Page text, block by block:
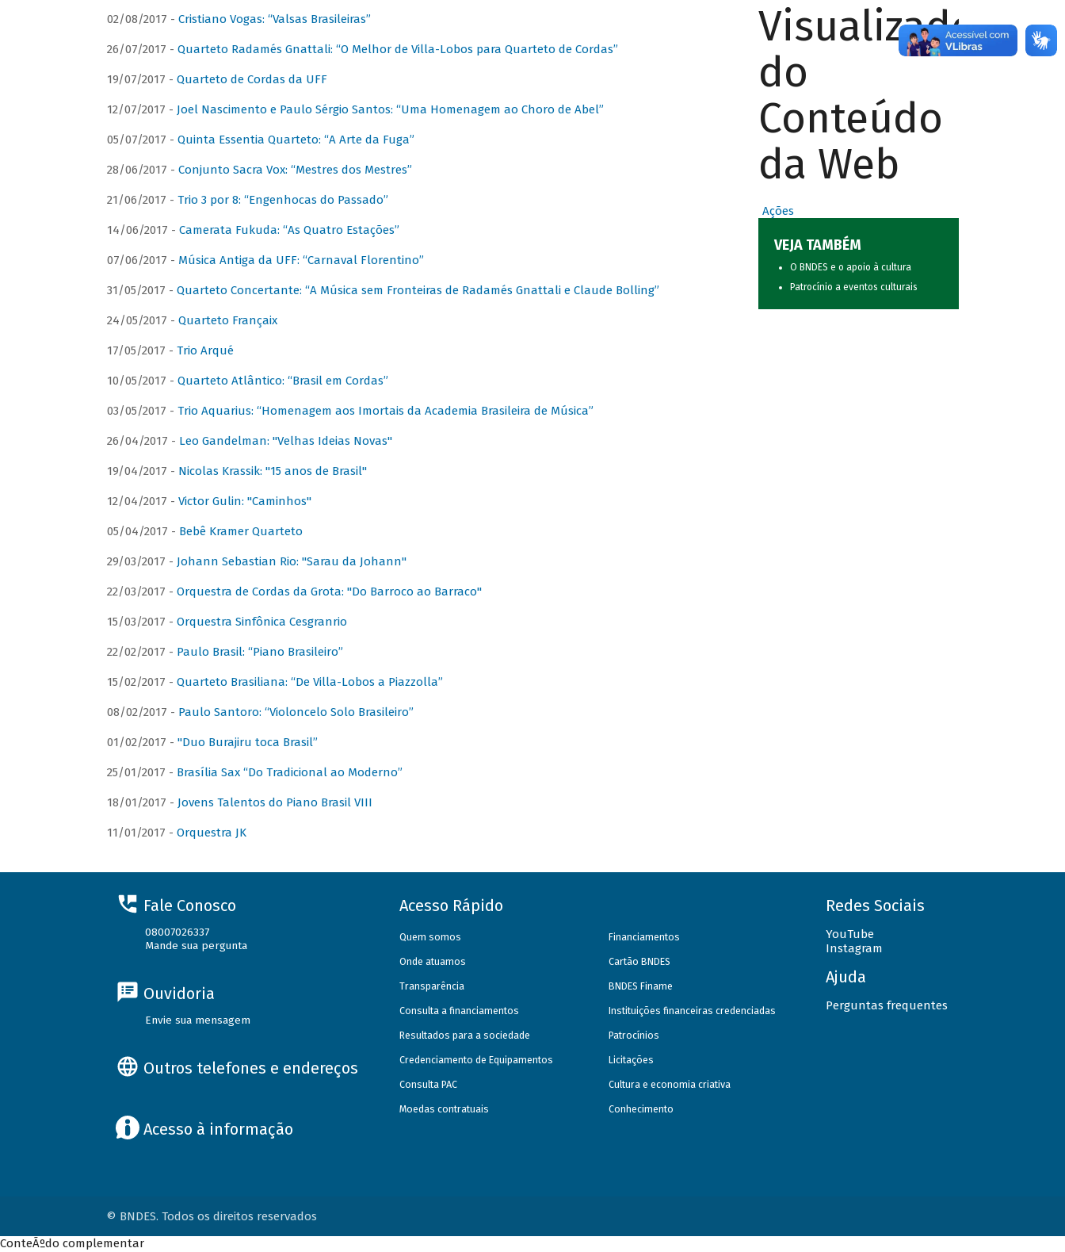
02/08/2017 - Cristiano Vogas: “Valsas Brasileiras”
26/07/2017 - Quarteto Radamés Gnattali: “O Melhor de Villa-Lobos para Quarteto de Cordas”
19/07/2017 - Quarteto de Cordas da UFF
12/07/2017 - Joel Nascimento e Paulo Sérgio Santos: “Uma Homenagem ao Choro de Abel”
05/07/2017 - Quinta Essentia Quarteto: “A Arte da Fuga”
28/06/2017 - Conjunto Sacra Vox: “Mestres dos Mestres”
21/06/2017 - Trio 3 por 8: “Engenhocas do Passado”
14/06/2017 - Camerata Fukuda: “As Quatro Estações”
07/06/2017 - Música Antiga da UFF: “Carnaval Florentino”
31/05/2017 - Quarteto Concertante: “A Música sem Fronteiras de Radamés Gnattali e Claude Bolling”
24/05/2017 - Quarteto Françaix
17/05/2017 - Trio Arqué
10/05/2017 - Quarteto Atlântico: “Brasil em Cordas”
03/05/2017 - Trio Aquarius: “Homenagem aos Imortais da Academia Brasileira de Música”
26/04/2017 - Leo Gandelman: "Velhas Ideias Novas"
19/04/2017 - Nicolas Krassik: "15 anos de Brasil"
12/04/2017 - Victor Gulin: "Caminhos"
05/04/2017 - Bebê Kramer Quarteto
29/03/2017 - Johann Sebastian Rio: "Sarau da Johann"
22/03/2017 - Orquestra de Cordas da Grota: "Do Barroco ao Barraco"
15/03/2017 - Orquestra Sinfônica Cesgranrio
22/02/2017 - Paulo Brasil: “Piano Brasileiro”
15/02/2017 - Quarteto Brasiliana: “De Villa-Lobos a Piazzolla”
08/02/2017 - Paulo Santoro: “Violoncelo Solo Brasileiro”
01/02/2017 - "Duo Burajiru toca Brasil”
25/01/2017 - Brasília Sax “Do Tradicional ao Moderno”
18/01/2017 - Jovens Talentos do Piano Brasil VIII
11/01/2017 - Orquestra JK
Visualizador
do
Conteúdo
da Web
Ações
VEJA TAMBÉM
O BNDES e o apoio à cultura
Patrocínio a eventos culturais
Fale Conosco
08007026337
Mande sua pergunta
Ouvidoria
Envie sua mensagem
Outros telefones e endereços
Acesso à informação
Acesso Rápido
Quem somos
Onde atuamos
Transparência
Consulta a financiamentos
Resultados para a sociedade
Credenciamento de Equipamentos
Consulta PAC
Moedas contratuais
Financiamentos
Cartão BNDES
BNDES Finame
Instituições financeiras credenciadas
Patrocínios
Licitações
Cultura e economia criativa
Conhecimento
Redes Sociais
YouTube
Instagram
Ajuda
Perguntas frequentes
© BNDES. Todos os direitos reservados
ConteÃºdo complementar